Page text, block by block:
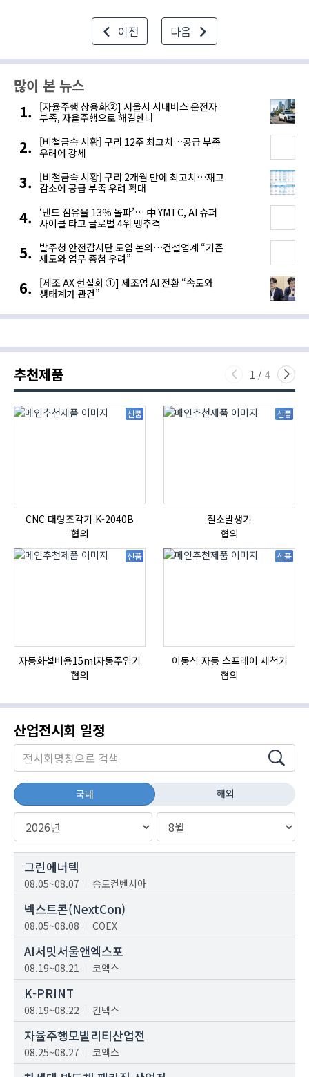
이전 다음
많이 본 뉴스
[자율주행 상용화②] 서울시 시내버스 운전자
부족, 자율주행으로 해결한다
[비철금속 시황] 구리 12주 최고치…공급 부족
우려에 강세
[비철금속 시황] 구리 2개월 만에 최고치…재고
감소에 공급 부족 우려 확대
‘낸드 점유율 13% 돌파’… 中 YMTC, AI 슈퍼
사이클 타고 글로벌 4위 맹추격
발주청 안전감시단 도입 논의…건설업계 “기존
제도와 업무 중첩 우려”
[제조 AX 현실화 ①] 제조업 AI 전환 “속도와
생태계가 관건”
추천제품 1 / 4
신품
CNC 대형조각기 K-2040B
협의
신품
질소발생기
협의
신품
자동화설비용15ml자동주입기
협의
신품
이동식 자동 스프레이 세척기
협의
산업전시회 일정
국내 해외
그린에너텍
08.05~08.07 송도컨벤시아
넥스트콘(NextCon)
08.05~08.08 COEX
AI서밋서울앤엑스포
08.19~08.21 코엑스
K-PRINT
08.19~08.22 킨텍스
자율주행모빌리티산업전
08.25~08.27 코엑스